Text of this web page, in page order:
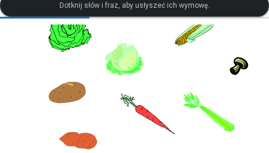
Dotknij słów i fraz, aby usłyszeć ich wymowę.